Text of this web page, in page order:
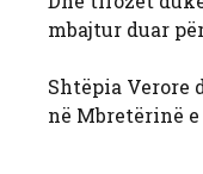
mbajtur duar
Shtëpia Verore
në Mbretërinë